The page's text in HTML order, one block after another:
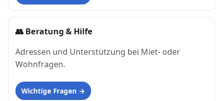
👥 Beratung & Hilfe
Adressen und Unterstützung bei Miet- oder
Wohnfragen.
Wichtige Fragen